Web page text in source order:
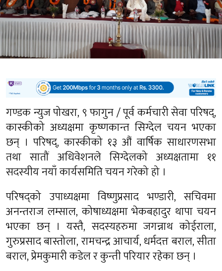
गण्डक न्युज पोखरा, ९ फागुन / पूर्व कर्मचारी सेवा परिषद्,
कास्कीको अध्यक्षमा कृष्णकान्त सिग्देल चयन भएका
छन् । परिषद्, कास्कीको १३ औं वार्षिक साधारणसभा
तथा सातौं अधिवेशनले सिग्देलको अध्यक्षतामा ११
सदस्यीय नयाँ कार्यसमिति चयन गरेको हो ।
परिषद्को उपाध्यक्षमा विष्णुप्रसाद भण्डारी, सचिवमा
अनन्तराज लम्साल, कोषाध्यक्षमा भेकबहादुर थापा चयन
भएका छन् । यस्तै, सदस्यहरुमा जगन्नाथ कोईराला,
गुरुप्रसाद बास्तोला, रामचन्द्र आचार्य, धर्मदत्त बराल, सीता
बराल, प्रेमकुमारी कडेल र कुन्ती परियार रहेका छन् ।